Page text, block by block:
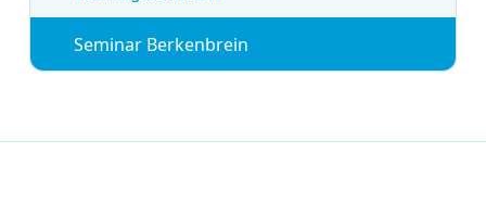
Seminar Berkenbrein